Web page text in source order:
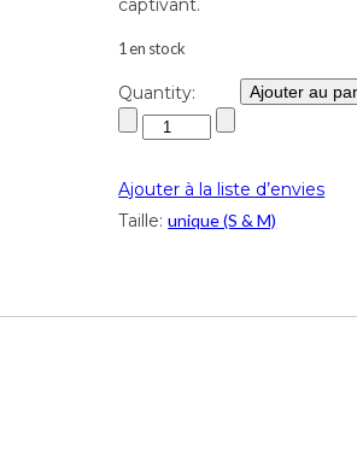
1 en stock
Quantity: Ajouter au
Ajouter à la liste d’envies
Taille:unique (S & M)